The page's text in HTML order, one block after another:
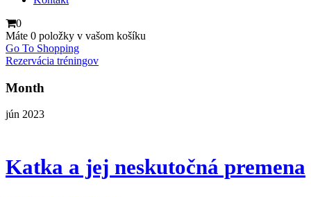
0
Máte 0 položky v vašom košíku
Go To Shopping
Rezervácia tréningov
Month
jún 2023
Katka a jej neskutočná premena